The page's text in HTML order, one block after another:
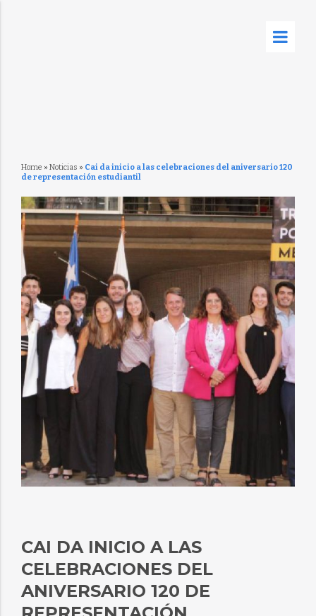
Home » Noticias » Cai da inicio a las celebraciones del aniversario 120
de representación estudiantil
CAI DA INICIO A LAS
CELEBRACIONES DEL
ANIVERSARIO 120 DE